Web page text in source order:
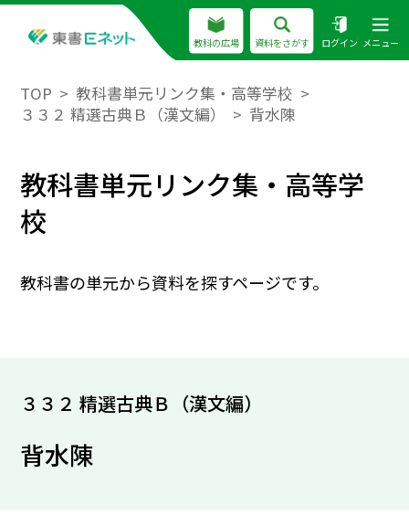
教科の広場 資料をさがす ログイン メニュー
TOP
教科書単元リンク集・高等学校
３３２ 精選古典Ｂ（漢文編）
背水陳
教科書単元リンク集・高等学
校
教科書の単元から資料を探すページです。
３３２ 精選古典Ｂ（漢文編）
背水陳